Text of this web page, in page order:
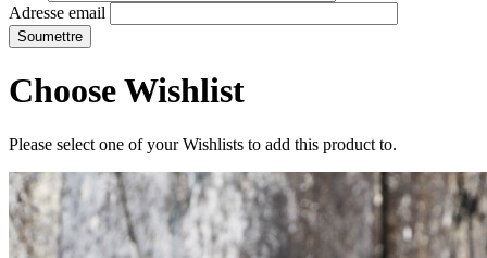
Adresse email
Choose Wishlist
Please select one of your Wishlists to add this product to.